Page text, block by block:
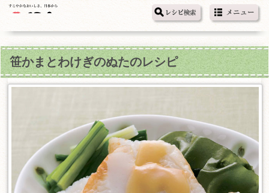
笹かまとわけぎのぬたのレシピ